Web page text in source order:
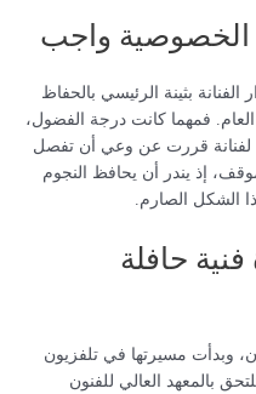
الخصوصية واجب
بثينة الرئيسي بالحفاظ
فمهما كانت درجة الفضول،
لفنانة قررت عن وعي أن تفصل
إذ يندر أن يحافظ النجوم
الشكل الصارم.
حافلة
وبدأت مسيرتها في تلفزيون
بالمعهد العالي للفنون